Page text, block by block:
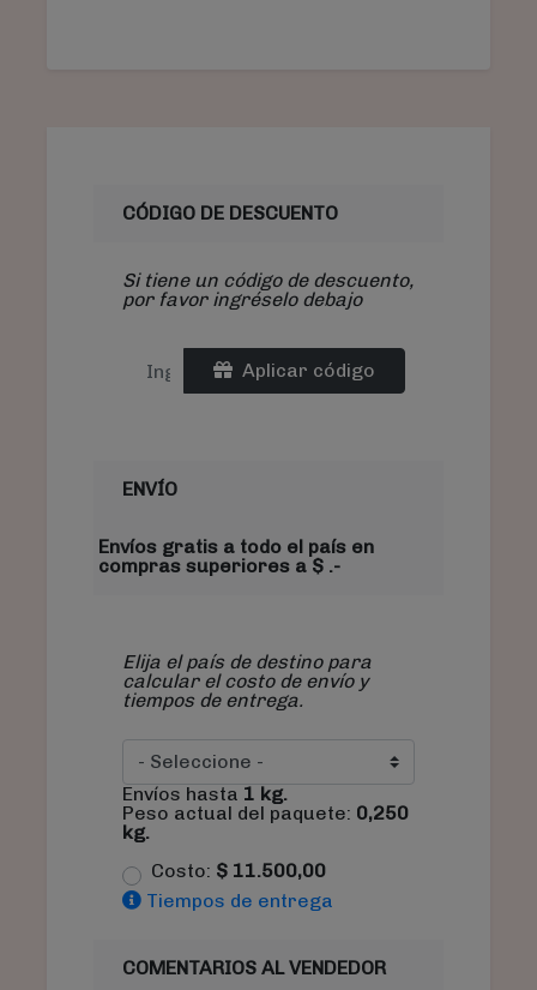
CÓDIGO DE DESCUENTO
Si tiene un código de descuento,
por favor ingréselo debajo
Aplicar código
ENVÍO
Envíos gratis a todo el país en
compras superiores a $ .-
Elija el país de destino para
calcular el costo de envío y
tiempos de entrega.
Envíos hasta 1 kg.
Peso actual del paquete: 0,250
kg.
Costo: $ 11.500,00
Tiempos de entrega
COMENTARIOS AL VENDEDOR